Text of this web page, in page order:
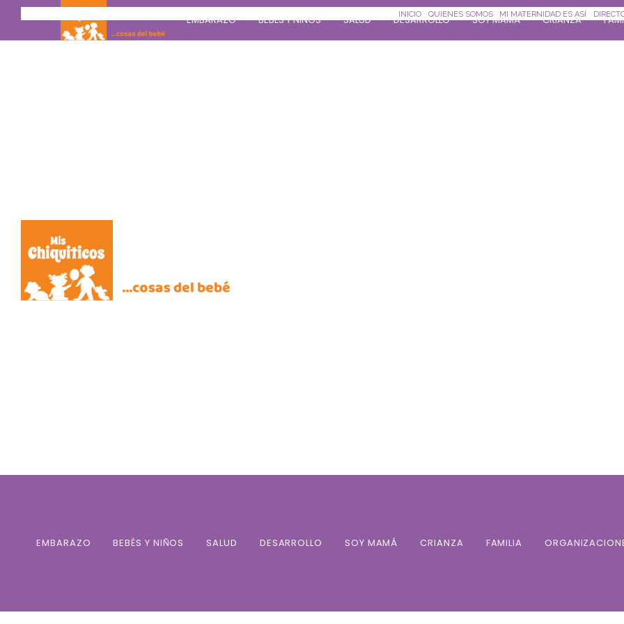
Saltar al contenido principal
EMBARAZO BEBÉS Y NIÑOS SALUD DESARROLLO SOY MAMÁ CRIANZA
INICIO QUIENES SOMOS MI MATERNIDAD ES ASÍ
EMBARAZO BEBÉS Y NIÑOS SALUD DESARROLLO SOY MAMÁ CRIANZA FAMILIA